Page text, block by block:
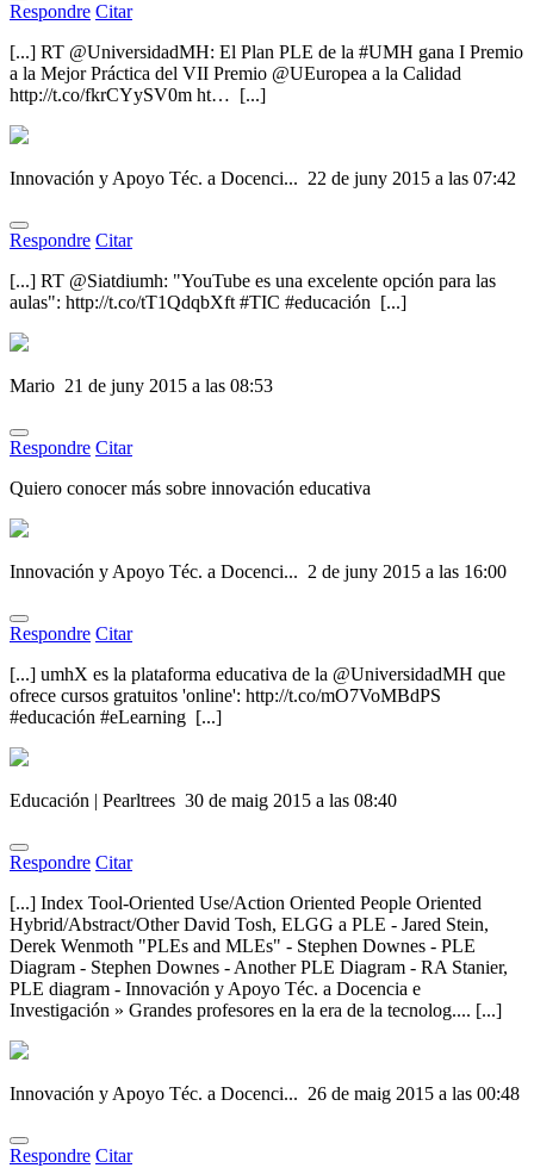
Respondre Citar
[...] RT @UniversidadMH: El Plan PLE de la #UMH gana I Premio
a la Mejor Práctica del VII Premio @UEuropea a la Calidad
http://t.co/fkrCYySV0m ht… [...]
Innovación y Apoyo Téc. a Docenci... 22 de juny 2015 a las 07:42
Respondre Citar
[...] RT @Siatdiumh: "YouTube es una excelente opción para las
aulas": http://t.co/tT1QdqbXft #TIC #educación [...]
Mario 21 de juny 2015 a las 08:53
Respondre Citar
Quiero conocer más sobre innovación educativa
Innovación y Apoyo Téc. a Docenci... 2 de juny 2015 a las 16:00
Respondre Citar
[...] umhX es la plataforma educativa de la @UniversidadMH que
ofrece cursos gratuitos 'online': http://t.co/mO7VoMBdPS
#educación #eLearning [...]
Educación | Pearltrees 30 de maig 2015 a las 08:40
Respondre Citar
[...] Index Tool-Oriented Use/Action Oriented People Oriented
Hybrid/Abstract/Other David Tosh, ELGG a PLE - Jared Stein,
Derek Wenmoth "PLEs and MLEs" - Stephen Downes - PLE
Diagram - Stephen Downes - Another PLE Diagram - RA Stanier,
PLE diagram - Innovación y Apoyo Téc. a Docencia e
Investigación » Grandes profesores en la era de la tecnolog.... [...]
Innovación y Apoyo Téc. a Docenci... 26 de maig 2015 a las 00:48
Respondre Citar